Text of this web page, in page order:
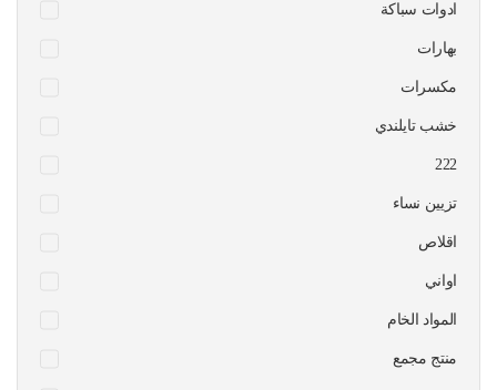
ادوات سباكة
بهارات
مكسرات
خشب تايلندي
222
تزيين نساء
اقلاص
اواني
المواد الخام
منتج مجمع